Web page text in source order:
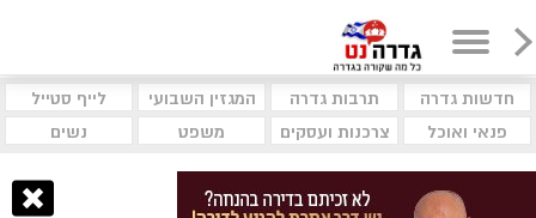
חדשות גדרה תרבות גדרה המגזין השבועי
לייף סטייל
פנאי ואוכל
צרכנות ועסקים משפט נשים